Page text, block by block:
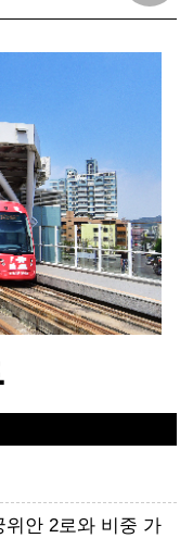
안 2로와 비중 가